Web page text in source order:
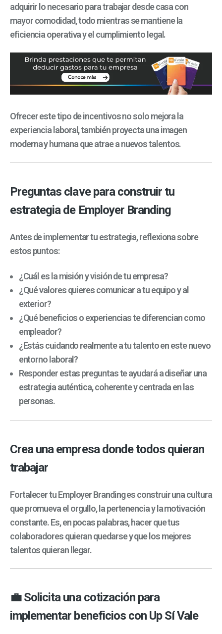
adquirir lo necesario para trabajar desde casa con
mayor comodidad, todo mientras se mantiene la
eficiencia operativa y el cumplimiento legal.
Ofrecer este tipo de incentivos no solo mejora la
experiencia laboral, también proyecta una imagen
moderna y humana que atrae a nuevos talentos.
Preguntas clave para construir tu
estrategia de Employer Branding
Antes de implementar tu estrategia, reflexiona sobre
estos puntos:
¿Cuál es la misión y visión de tu empresa?
¿Qué valores quieres comunicar a tu equipo y al
exterior?
¿Qué beneficios o experiencias te diferencian como
empleador?
¿Estás cuidando realmente a tu talento en este nuevo
entorno laboral?
Responder estas preguntas te ayudará a diseñar una
estrategia auténtica, coherente y centrada en las
personas.
Crea una empresa donde todos quieran
trabajar
Fortalecer tu Employer Branding es construir una cultura
que promueva el orgullo, la pertenencia y la motivación
constante. Es, en pocas palabras, hacer que tus
colaboradores quieran quedarse y que los mejores
talentos quieran llegar.
💼 Solicita una cotización para
implementar beneficios con Up Sí Vale